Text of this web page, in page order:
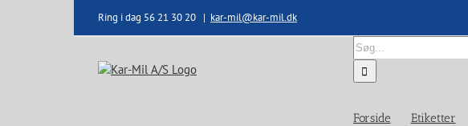
Ring i dag 56 21 30 20 | kar-mil@kar-mil.dk
Søg
efter:
Forside Etiketter